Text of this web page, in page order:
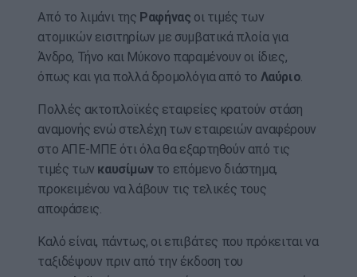
Από το λιμάνι της Ραφήνας οι τιμές των
ατομικών εισιτηρίων με συμβατικά πλοία για
Άνδρο, Τήνο και Μύκονο παραμένουν οι ίδιες,
όπως και για πολλά δρομολόγια από το Λαύριο.
Πολλές ακτοπλοϊκές εταιρείες κρατούν στάση
αναμονής ενώ στελέχη των εταιρειών αναφέρουν
στο ΑΠΕ-ΜΠΕ ότι όλα θα εξαρτηθούν από τις
τιμές των καυσίμων το επόμενο διάστημα,
προκειμένου να λάβουν τις τελικές τους
αποφάσεις.
Καλό είναι, πάντως, οι επιβάτες που πρόκειται να
ταξιδέψουν πριν από την έκδοση του